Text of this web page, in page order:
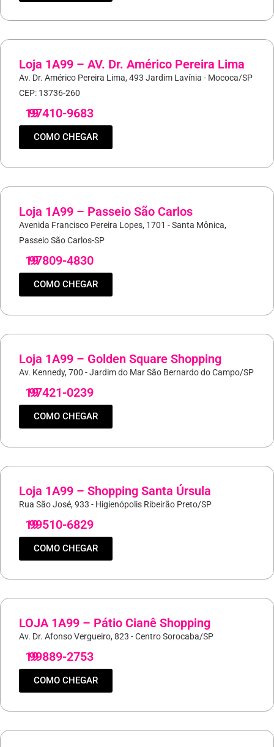
Loja 1A99 – AV. Dr. Américo Pereira Lima
Av. Dr. Américo Pereira Lima, 493 Jardim Lavínia - Mococa/SP
CEP: 13736-260
19
97410-9683
COMO CHEGAR
Loja 1A99 – Passeio São Carlos
Avenida Francisco Pereira Lopes, 1701 - Santa Mônica,
Passeio São Carlos-SP
19
97809-4830
COMO CHEGAR
Loja 1A99 – Golden Square Shopping
Av. Kennedy, 700 - Jardim do Mar São Bernardo do Campo/SP
19
97421-0239
COMO CHEGAR
Loja 1A99 – Shopping Santa Úrsula
Rua São José, 933 - Higienópolis Ribeirão Preto/SP
19
99510-6829
COMO CHEGAR
LOJA 1A99 – Pátio Cianê Shopping
Av. Dr. Afonso Vergueiro, 823 - Centro Sorocaba/SP
19
99889-2753
COMO CHEGAR